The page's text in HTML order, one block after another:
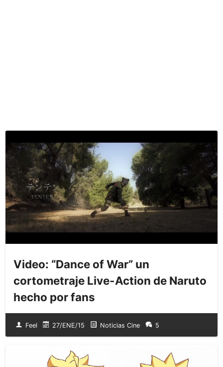
Video: “Dance of War” un
cortometraje Live-Action de Naruto
hecho por fans
Feel 27/ENE/15 Noticias Cine 5